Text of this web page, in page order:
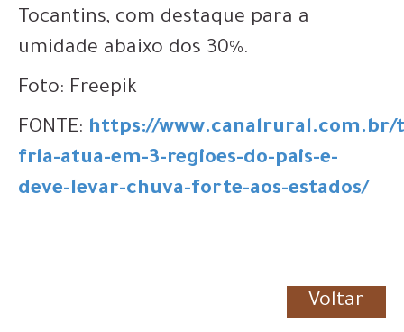
Tocantins, com destaque para a
umidade abaixo dos 30%.
Foto: Freepik
FONTE: https://
fria-atua-em-3-regioes-do-pais-e-
deve-levar-chuva-forte-aos-estados/
Voltar